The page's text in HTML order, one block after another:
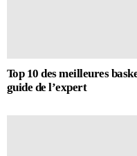
Top 10 des meilleures
guide de l’expert